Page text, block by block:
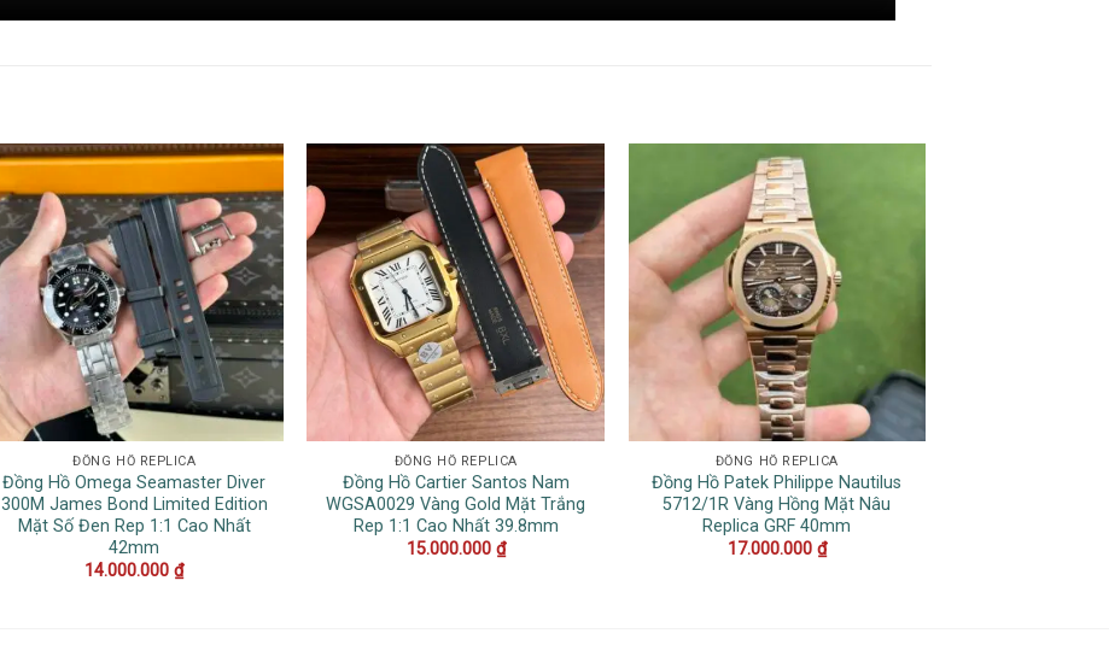
ĐỒNG HỒ REPLICA
Đồng Hồ Omega Seamaster Diver
300M James Bond Limited Edition
Mặt Số Đen Rep 1:1 Cao Nhất
42mm
14.000.000₫
ĐỒNG HỒ REPLICA
Đồng Hồ Cartier Santos Nam
WGSA0029 Vàng Gold Mặt Trắng
Rep 1:1 Cao Nhất 39.8mm
15.000.000 ₫
ĐỒNG HỒ REPLICA
Đồng Hồ Patek Philippe Nautilus
5712/1R Vàng Hồng Mặt Nâu
Replica GRF 40mm
17.000.000 ₫